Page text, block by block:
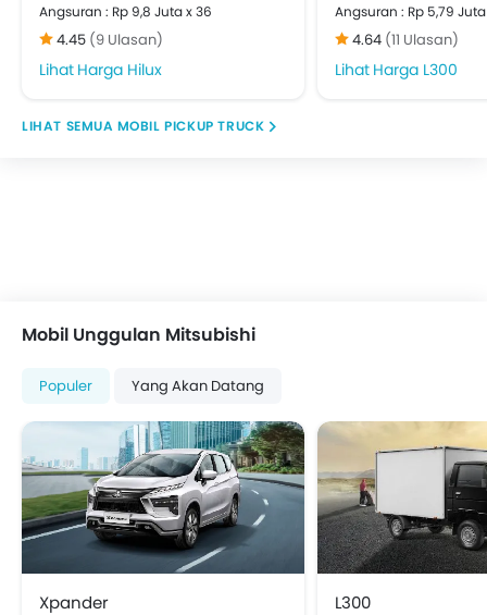
Angsuran : Rp 9,8 Juta x 36
4.45 (9 Ulasan)
Harga Hilux
Angsuran : Rp 5,79
4.64 (11 Ulasan)
Harga L300
MOBIL PICKUP TRUCK
Mobil Unggulan Mitsubishi
Populer Yang Akan Datang
Xpander
L300